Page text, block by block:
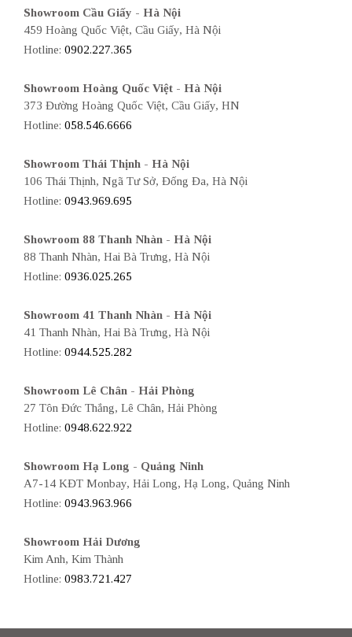
Showroom Cầu Giấy - Hà Nội
459 Hoàng Quốc Việt, Cầu Giấy, Hà Nội
Hotline: 0902.227.365
Showroom Hoàng Quốc Việt - Hà Nội
373 Đường Hoàng Quốc Việt, Cầu Giấy, HN
Hotline: 058.546.6666
Showroom Thái Thịnh - Hà Nội
106 Thái Thịnh, Ngã Tư Sở, Đống Đa, Hà Nội
Hotline: 0943.969.695
Showroom 88 Thanh Nhàn - Hà Nội
88 Thanh Nhàn, Hai Bà Trưng, Hà Nội
Hotline: 0936.025.265
Showroom 41 Thanh Nhàn - Hà Nội
41 Thanh Nhàn, Hai Bà Trưng, Hà Nội
Hotline: 0944.525.282
Showroom Lê Chân - Hải Phòng
27 Tôn Đức Thắng, Lê Chân, Hải Phòng
Hotline: 0948.622.922
Showroom Hạ Long - Quảng Ninh
A7-14 KĐT Monbay, Hải Long, Hạ Long, Quảng Ninh
Hotline: 0943.963.966
Showroom Hải Dương
Kim Anh, Kim Thành
Hotline: 0983.721.427